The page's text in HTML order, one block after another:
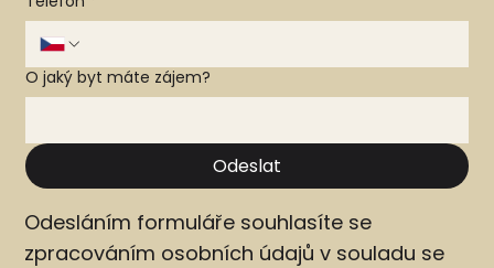
O jaký byt máte zájem?
Odeslat
Odesláním formuláře souhlasíte se
zpracováním osobních údajů v souladu se